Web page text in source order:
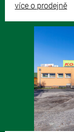
více o prodejně